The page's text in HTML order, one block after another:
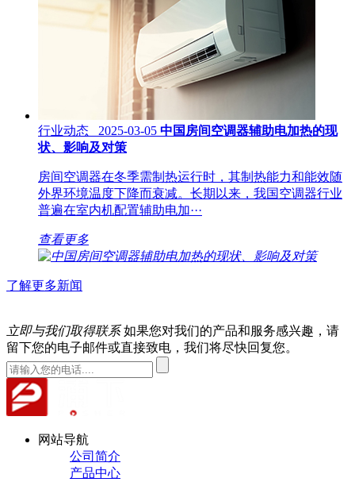
行业动态 2025-03-05 中国房间空调器辅助电加热的现
状、影响及对策
房间空调器在冬季需制热运行时，其制热能力和能效随
外界环境温度下降而衰减。长期以来，我国空调器行业
普遍在室内机配置辅助电加···
查看更多
了解更多新闻
立即与我们取得联系 如果您对我们的产品和服务感兴趣，请
留下您的电子邮件或直接致电，我们将尽快回复您。
网站导航
公司简介
产品中心